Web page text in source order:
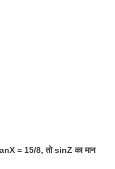
= 15/8, तो sinZ का मान